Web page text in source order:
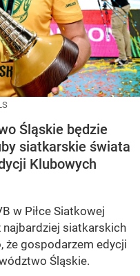
Śląskie będzie
siatkarskie świata
Klubowych
w Piłce Siatkowej
siatkarskich
że gospodarzem edycji
Śląskie.